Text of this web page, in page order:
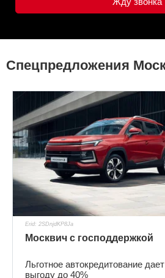
Спецпредложения
Erid: 2SDnjdKP8Ja
Москвич с господдержкой
Льготное автокредитование дает
выгоду до 40%